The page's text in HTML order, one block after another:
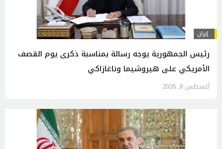
إيران
رئیس الجمهوریة يوجه رسالة بمناسبة ذكرى يوم القصف
الأمريكي على هيروشيما وناغازاكي
أغسطس 8, 2026